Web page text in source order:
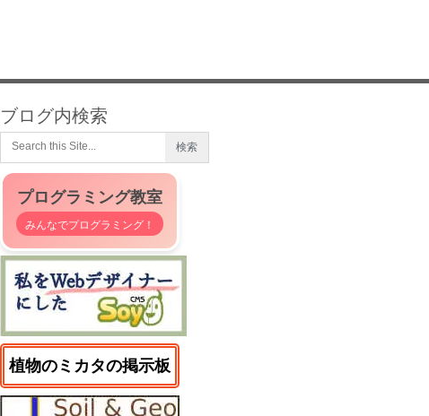
ブログ内検索
プログラミング教室
みんなでプログラミング！
植物のミカタの掲示板